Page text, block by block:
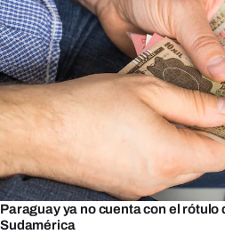
Paraguay ya no cuenta con el rótulo
Sudamérica